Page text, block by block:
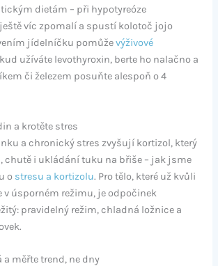
dietám – při hypotyreóze
víc zpomalí a spustí kolotoč jojo
jídelníčku pomůževýživové
užíváte levothyroxin, berte ho nalačno a
či železem posuňte alespoň o 4
a krotěte stres
a chronický stres zvyšují kortizol, který
chutě i ukládání tuku na břiše – jak jsme
o stresu a kortizolu. Pro tělo, které už kvůli
v úsporném režimu, je odpočinek
pravidelný režim, chladná ložnice a
a měřte trend, ne dny